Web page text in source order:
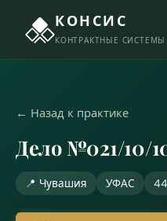
КОНСИС
КОНТРАКТНЫЕ СИСТЕМЫ
← Назад к практике
Дело №021/10/
📍 Чувашия УФАС